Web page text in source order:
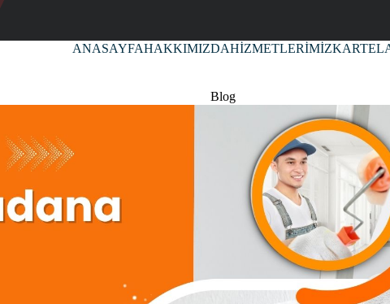
ANASAYFAHAKKIMIZDAHİZMETLERİMİZ
Blog